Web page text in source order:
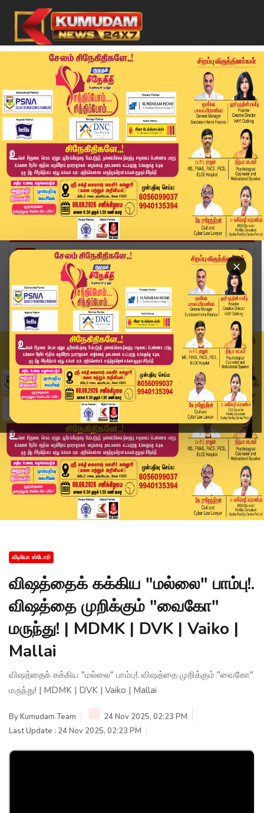
×
Home
வீடியோ ஸ்டோரி
விஷத்தைக் கக்கிய "மல்லை" பாம்பு!. விஷத்தை முறிக...
வீடியோ ஸ்டோரி
விஷத்தைக் கக்கிய "மல்லை" பாம்பு!.
விஷத்தை முறிக்கும் "வைகோ"
மருந்து! | MDMK | DVK | Vaiko |
Mallai
விஷத்தைக் கக்கிய "மல்லை" பாம்பு!. விஷத்தை முறிக்கும் "வைகோ"
மருந்து! | MDMK | DVK | Vaiko | Mallai
ByKumudam Team
24 Nov 2025, 02:23 PM
Last Update : 24 Nov 2025, 02:23 PM